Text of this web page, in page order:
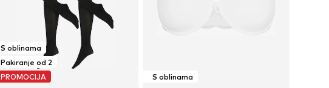
S oblinama
Pakiranje od 2
PROMOCIJA
S oblinama